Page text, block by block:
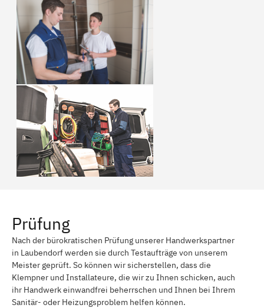
Prüfung
Nach der bürokratischen Prüfung unserer Handwerkspartner
in Laubendorf werden sie durch Testaufträge von unserem
Meister geprüft. So können wir sicherstellen, dass die
Klempner und Installateure, die wir zu Ihnen schicken, auch
ihr Handwerk einwandfrei beherrschen und Ihnen bei Ihrem
Sanitär- oder Heizungsproblem helfen können.